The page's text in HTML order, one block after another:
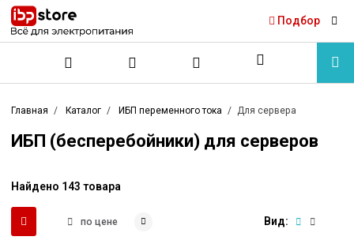
Подбор
Главная Каталог ИБП переменного тока Для сервера
ИБП (бесперебойники) для серверов
Найдено 143 товара
по цене Вид: